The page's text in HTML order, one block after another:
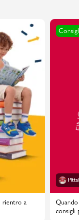
rientro a
consigli